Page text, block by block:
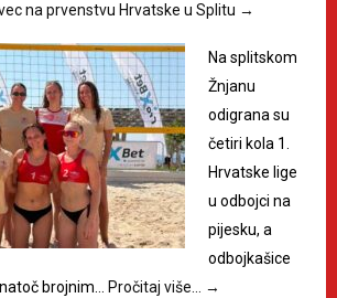
na prvenstvu Hrvatske u Splitu →
Na splitskom
Žnjanu
odigrana su
četiri kola 1.
Hrvatske lige
u odbojci na
pijesku, a
odbojkašice
brojnim… Pročitaj više… →